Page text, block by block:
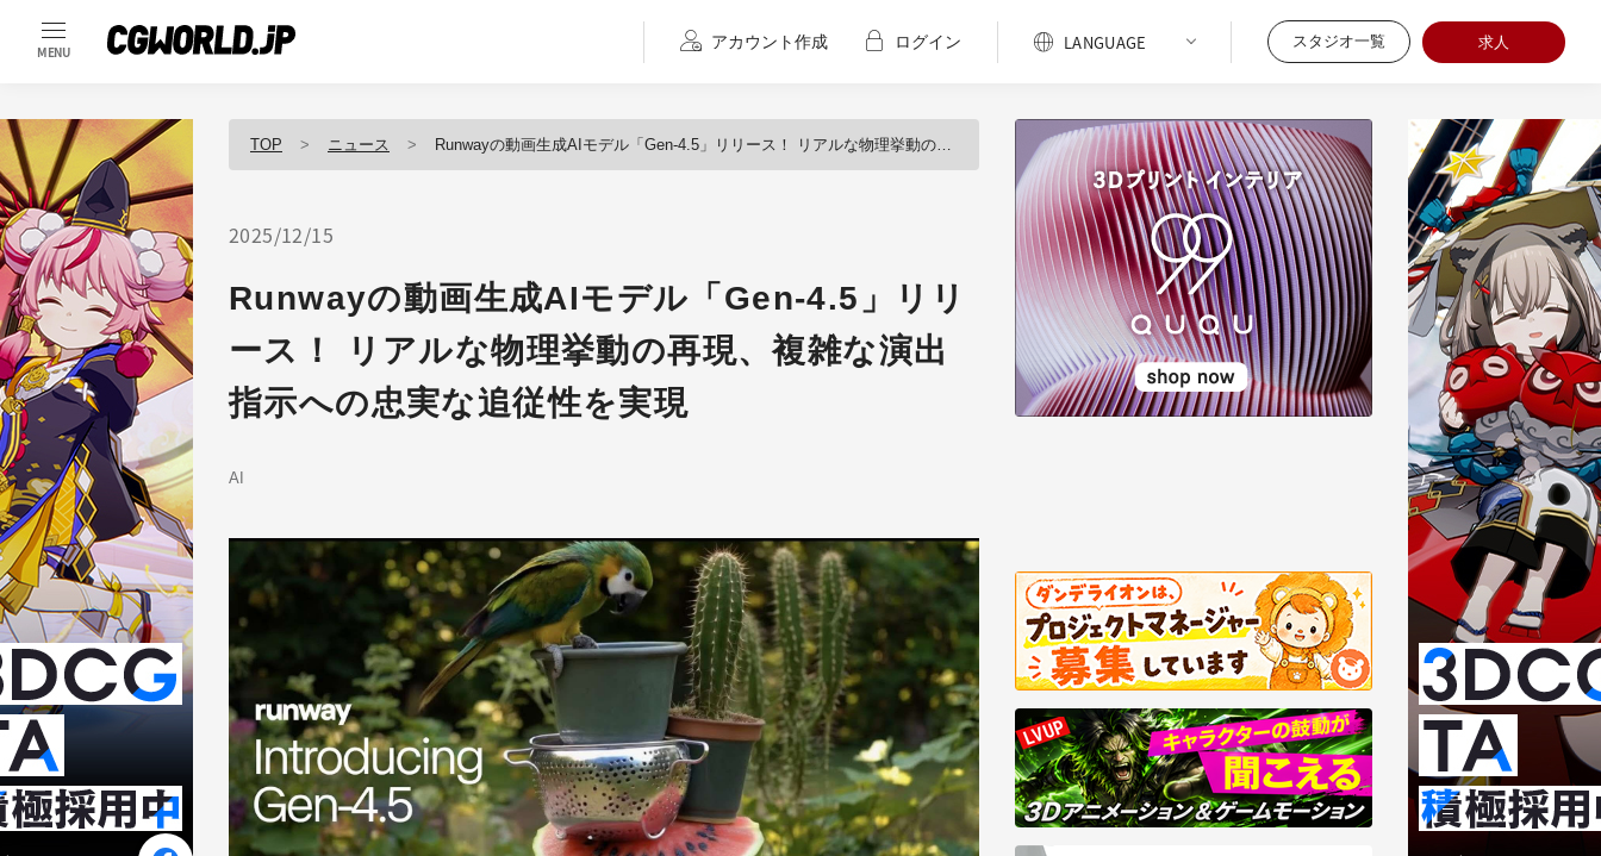
MENU
アカウント作成 ログイン スタジオ一覧 求人
TOP ニュース Runwayの動画生成AIモデル「Gen-4.5」リリース！ リアルな物理挙動の再現、複雑な演出指示への忠実な追従性を実現
2025/12/15
Runwayの動画生成AIモデル「Gen-4.5」リリ
ース！ リアルな物理挙動の再現、複雑な演出
指示への忠実な追従性を実現
AI